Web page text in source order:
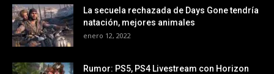
La secuela rechazada de Days Gone tendría
natación, mejores animales
enero 12, 2022
Rumor: PS5, PS4 Livestream con Horizon